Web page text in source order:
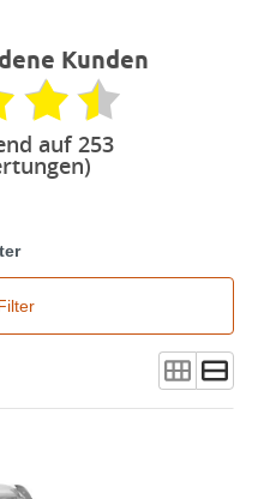
Kunden
auf 253